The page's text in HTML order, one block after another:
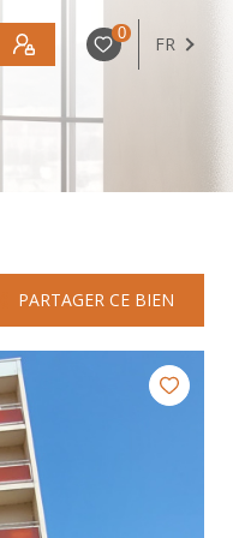
0 FR
PARTAGER CE BIEN